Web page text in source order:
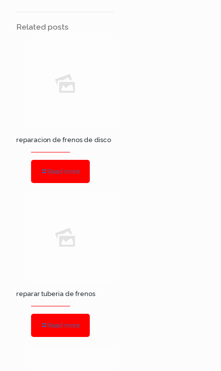
Related posts
reparacion de frenos de disco
Read more
reparar tuberia de frenos
Read more